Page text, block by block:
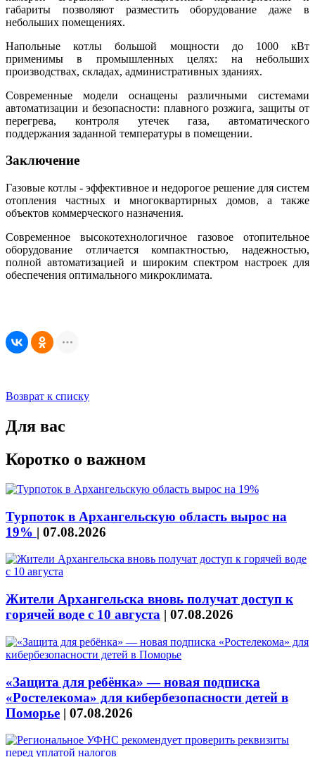
габариты позволяют разместить оборудование даже в
небольших помещениях.
Напольные котлы большой мощности до 1000 кВт
применимы в промышленных целях: на небольших
производствах, складах, административных зданиях.
Современные модели оснащены различными системами
автоматизации и безопасности: плавного розжига, защиты от
перегрева, контроля утечек газа, автоматического
поддержания заданной температуры в помещении.
Заключение
Газовые котлы - эффективное и недорогое решение для систем
отопления частных и многоквартирных домов, а также
объектов коммерческого назначения.
Современное высокотехнологичное газовое отопительное
оборудование отличается компактностью, надежностью,
полной автоматизацией и широким спектром настроек для
обеспечения оптимального микроклимата.
Возврат к списку
Для вас
Коротко о важном
Турпоток в Архангельскую область вырос на
19% | 07.08.2026
Жители Архангельска вновь получат доступ к
горячей воде с 10 августа | 07.08.2026
«Защита для ребёнка» — новая подписка
«Ростелекома» для кибербезопасности детей в
Поморье | 07.08.2026